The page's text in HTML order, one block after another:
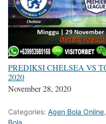
PREDIKSI CHELSEA VS
2020
November 28, 2020
Categories: Agen Bola Online,